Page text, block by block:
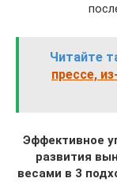
Читайте
прессе,
Эффективное
развития
весами в 3